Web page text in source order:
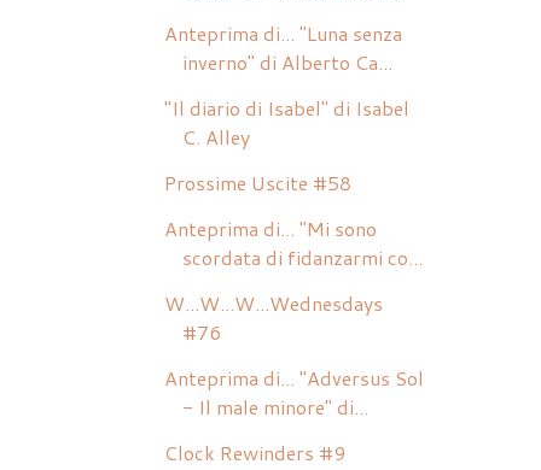
Anteprima di... "Luna senza
inverno" di Alberto Ca...
"Il diario di Isabel" di Isabel
C. Alley
Prossime Uscite #58
Anteprima di... "Mi sono
scordata di fidanzarmi co...
W...W...W...Wednesdays
#76
Anteprima di... "Adversus Sol
- Il male minore" di...
Clock Rewinders #9